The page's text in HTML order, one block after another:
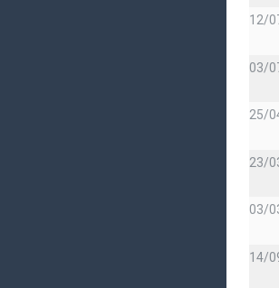
12/
03/
25/
23/
03/
14/